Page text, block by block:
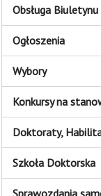
Obsługa Biuletynu
Ogłoszenia
Wybory
Konkursy na
Doktoraty,
Szkoła Doktorska
Sprawozdania